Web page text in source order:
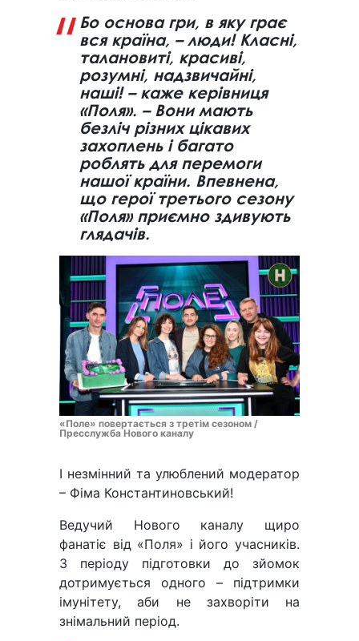
Бо основа гри, в яку грає
вся країна, – люди! Класні,
талановиті, красиві,
розумні, надзвичайні,
наші! – каже керівниця
«Поля». – Вони мають
безліч різних цікавих
захоплень і багато
роблять для перемоги
нашої країни. Впевнена,
що герої третього сезону
«Поля» приємно здивують
глядачів.
«Поле» повертається з третім сезоном /
Пресслужба Нового каналу
І незмінний та улюблений модератор
– Фіма Константиновський!
Ведучий Нового каналу щиро
фанатіє від «Поля» і його учасників.
З періоду підготовки до зйомок
дотримується одного – підтримки
імунітету, аби не захворіти на
знімальний період.